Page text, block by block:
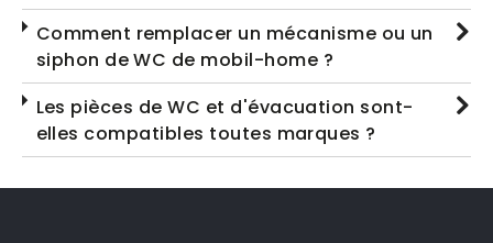
Comment remplacer un mécanisme ou un
siphon de WC de mobil-home ?
Les pièces de WC et d'évacuation sont-
elles compatibles toutes marques ?